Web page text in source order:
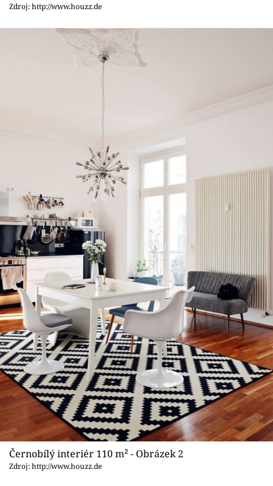
Přihlášení
Zdroj: http://www.houzz.de
Černobílý interiér 110 m² - Obrázek 2
Zdroj: http://www.houzz.de